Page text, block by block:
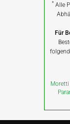
* Alle
Für
Moretti